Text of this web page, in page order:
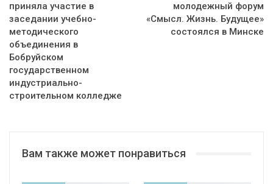
приняла участие в
заседании учебно-
методического
объединения в
Бобруйском
государственном
индустриально-
строительном колледже
молодежный форум
«Смысл. Жизнь. Будущее»
состоялся в Минске
Вам также может понравиться